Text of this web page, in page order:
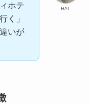
HAL
ホテ
く」
いが